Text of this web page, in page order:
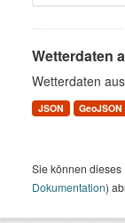
Wetterdaten
Wetterdaten
JSON GeoJSON
Sie können
Dokumentation)